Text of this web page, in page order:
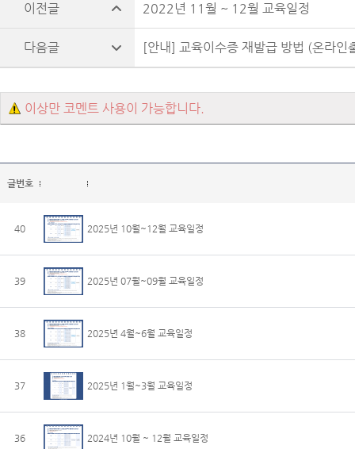
2022년 11월 ~ 12월 교육일정
[안내] 교육이수증 재발급 방법 (온라인
이상만 코멘트 사용이 가능합니다.
글번호
40 2025년 10월~12월 교육일정
39 2025년 07월~09월 교육일정
38 2025년 4월~6월 교육일정
37 2025년 1월~3월 교육일정
36 2024년 10월 ~ 12월 교육일정